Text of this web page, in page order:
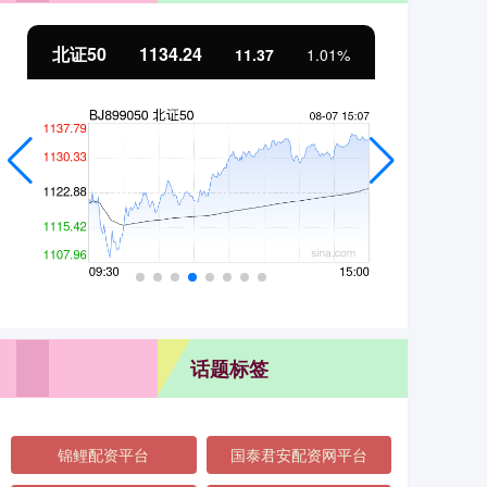
北证50 1134.24 11.37 1.01%
话题标签
锦鲤配资平台 国泰君安配资网平台